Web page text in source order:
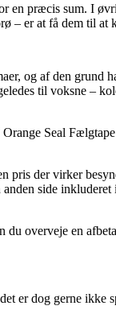
en præcis sum. I
er at få dem til at
og af den grund
til voksne –
Seal
pris der virker
side
du overveje en
er dog gerne ikke